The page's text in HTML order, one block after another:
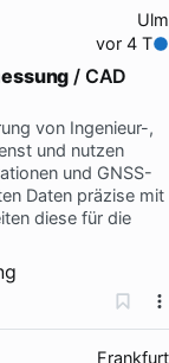
Ulm
vor 4 T
/ CAD
von Ingenieur-,
und nutzen
und GNSS-
Daten präzise mit
diese für die
Frankfurt